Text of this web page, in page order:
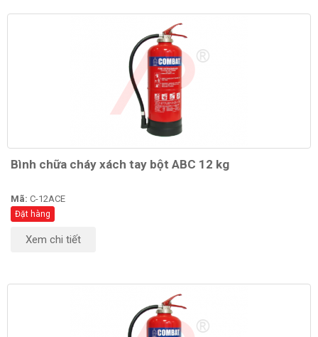
Bình chữa cháy xách tay bột ABC 12 kg
Mã: C-12ACE
Đặt hàng
Xem chi tiết